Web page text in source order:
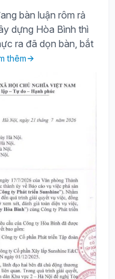
bàn luận rôm rả
dựng Hòa Bình thì
ra đã dọn bàn, bắt
thêm